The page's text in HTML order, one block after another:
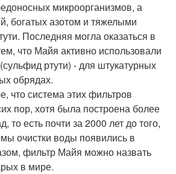
микроорганизмов, а
богатых азотом и тяжелыми
Последняя могла оказаться в
что Майя активно использовали
ртути) - для штукатурных
обрядах.
что система этих фильтров
пор, хотя была построена более
то есть почти за 2000 лет до того,
очистки воды появились в
фильтр Майя можно назвать
в мире.